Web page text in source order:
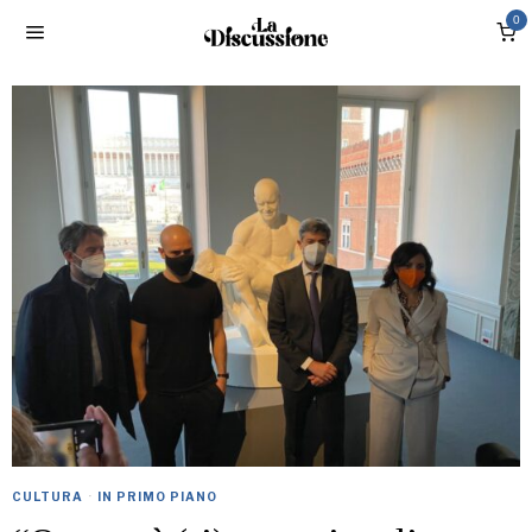
0
CULTURA · IN PRIMO PIANO